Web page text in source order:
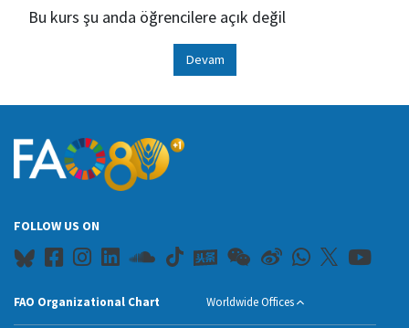
Bu kurs şu anda öğrencilere açık değil
Devam
FOLLOW US ON
FAO Organizational Chart Worldwide Offices